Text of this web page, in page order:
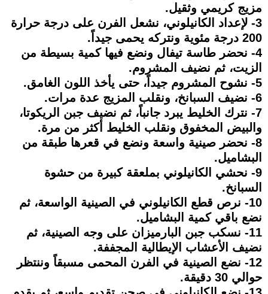
مزيج كريمي وثقيل.
3- لإعداد الكانيلوني، نشعل الفرن على درجة حرارة
200 درجة مئوية ونتركه يحمى جيداً.
4- نحضر طاسة تيفال ونضع فيها كمية بسيطة من
الزيت، ثم نضيف المشروم.
5- نشوح المشروم جيداً، حتى يأخذ اللون الغامق.
6- نضيف السبانخ، ونقلب المزيج عدة مرات.
7- نترك الخليط يبرد جانباً، ثم نضيف جبن الريكوتا،
والبيض المخفوق ونقلب الخليط أكثر من مرة.
8- نحضر صينية واسعة ونضع في قعرها طبقة من
البشاميل.
9- نحشي الكانيلوني بملعقة كبيرة من حشوة
السبانخ.
10- نرص قطع الكانيلوني في الصينية الواسعة، ثم
نضع باقي كمية البشاميل.
11- نسكب جبن البارميزان على وجه الصينية، ثم
نضيف الأعشاب الإيطالية المجففة.
12- نضع الصينية في الفرن المحمى مسبقاً وننتظر
حوالي 30 دقيقة.